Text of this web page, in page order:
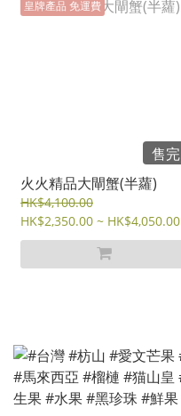
皇牌產品 免運費
售完
火火精品大閘蟹(半蘿)
HK$4,100.00
HK$2,350.00 ~ HK$4,050.00